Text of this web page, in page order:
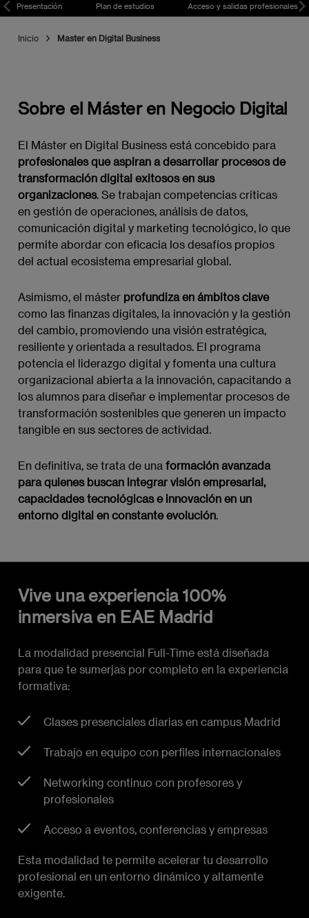
Presentación Plan de estudios Acceso y salidas profesionales
Inicio Master en Digital Business
Sobre el Máster en Negocio Digital
El Máster en Digital Business está concebido para
profesionales que aspiran a desarrollar procesos de
transformación digital exitosos en sus
organizaciones. Se trabajan competencias críticas
en gestión de operaciones, análisis de datos,
comunicación digital y marketing tecnológico, lo que
permite abordar con eficacia los desafíos propios
del actual ecosistema empresarial global.
Asimismo, el máster profundiza en ámbitos clave
como las finanzas digitales, la innovación y la gestión
del cambio, promoviendo una visión estratégica,
resiliente y orientada a resultados. El programa
potencia el liderazgo digital y fomenta una cultura
organizacional abierta a la innovación, capacitando a
los alumnos para diseñar e implementar procesos de
transformación sostenibles que generen un impacto
tangible en sus sectores de actividad.
En definitiva, se trata de una formación avanzada
para quienes buscan integrar visión empresarial,
capacidades tecnológicas e innovación en un
entorno digital en constante evolución
Vive una experiencia 100%
inmersiva en EAE Madrid
La modalidad presencial Full-Time está diseñada
para que te sumerjas por completo en la experiencia
formativa:
Clases presenciales diarias en campus Madrid
Trabajo en equipo con perfiles internacionales
Networking continuo con profesores y
profesionales
Acceso a eventos, conferencias y empresas
Esta modalidad te permite acelerar tu desarrollo
profesional en un entorno dinámico y altamente
exigente.